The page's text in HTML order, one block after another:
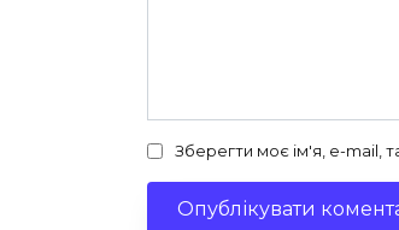
Зберегти моє ім'я, e-mail,